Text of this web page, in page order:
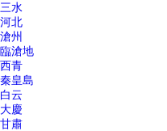
三水
河北
滄州
臨滄地
西青
秦皇島
白云
大慶
甘肅